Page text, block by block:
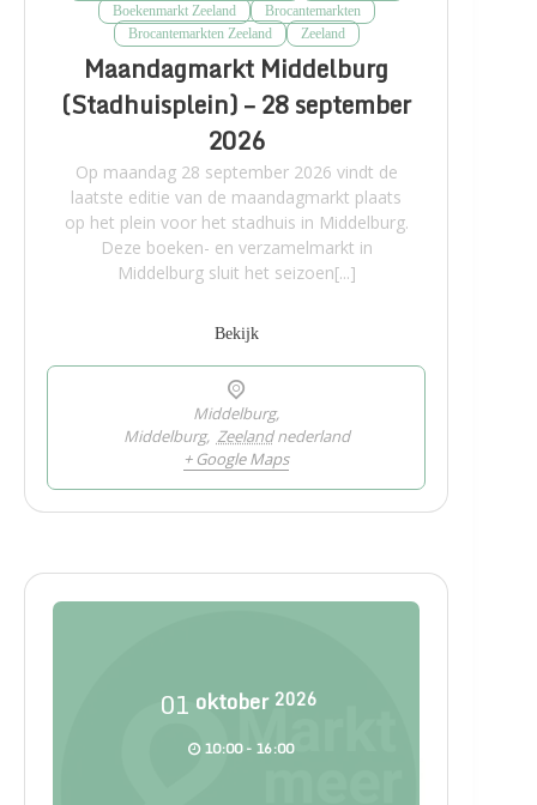
Boekenmarkt Zeeland
Brocantemarkten
Brocantemarkten Zeeland
Zeeland
Maandagmarkt Middelburg
(Stadhuisplein) – 28 september
2026
Op maandag 28 september 2026 vindt de
laatste editie van de maandagmarkt plaats
op het plein voor het stadhuis in Middelburg.
Deze boeken- en verzamelmarkt in
Middelburg sluit het seizoen[...]
Bekijk
Middelburg,
Middelburg, Zeeland nederland
+ Google Maps
01 oktober 2026
10:00 - 16:00